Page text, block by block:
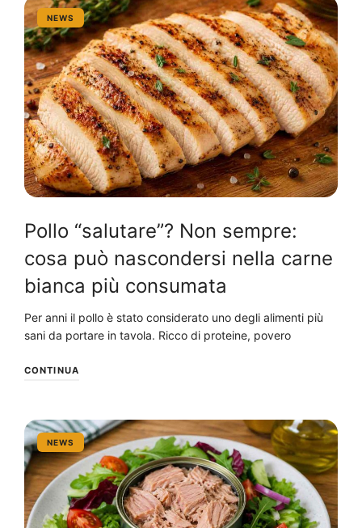
NEWS
Pollo “salutare”? Non sempre:
cosa può nascondersi nella carne
bianca più consumata
Per anni il pollo è stato considerato uno degli alimenti più
sani da portare in tavola. Ricco di proteine, povero
CONTINUA
NEWS